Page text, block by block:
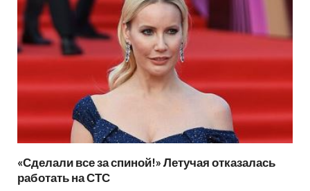
«Сделали все за спиной!» Летучая отказалась
работать на СТС